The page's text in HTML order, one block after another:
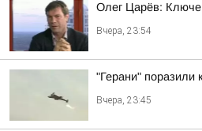
Олег Царёв:
Вчера, 23:54
"Герани" поразили
Вчера, 23:45